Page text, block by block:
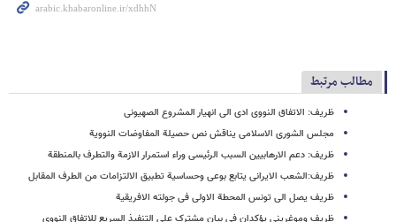
مطالب مرتبط
ظریف: الاتفاق النووی ادی الی انهیار المشروع الصهیونی
مجلس الشوری الاسلامی یناقش نص حصیلة المفاوضات النوویة
ظریف: دعم الارهابیین السبب الرئیسی وراء استمرار الازمة والتطرف بالمنطقة
ظریف:الشعب الایرانی یتابع بوعی وحساسیة تطبیق الالتزامات من الطرف المقابل
ظریف یصل الی تونس المحطة الاولی فی جولته الافریقیة